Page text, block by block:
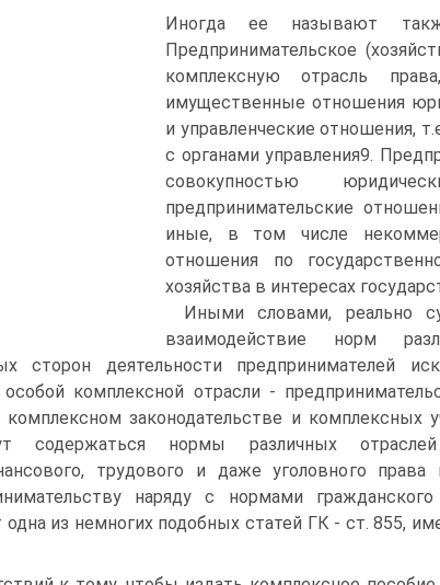
Иногда ее называют
Предпринимательское
комплексную отрасль
имущественные отношения
и управленческие отношения,
с органами управления9.
совокупностью
предпринимательские
иные, в том числе
отношения по
хозяйства в интересах
Иными словами, реально
взаимодействие норм
сторон деятельности предпринимателей
комплексной отрасли -
законодательстве и комплексных
содержаться нормы различных
трудового и даже уголовного
наряду с нормами
из немногих подобных статей ГК - ст. 855,